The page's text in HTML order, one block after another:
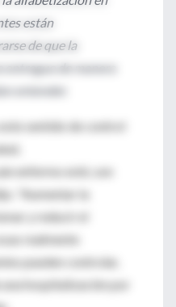
están
de que la
entregue de manera
entender.
sentido de control
enfermo esté, son
"Aumentar la
y reducir el
realmente
pueden controlar,
hospitalización por